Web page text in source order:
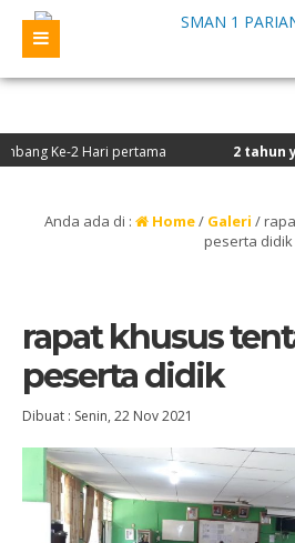
2 Hari pertama 2 tahun yang
Anda ada di : Home/ Galeri /
peserta didik
rapat khusus
peserta didik
Dibuat : Senin, 22 Nov 2021